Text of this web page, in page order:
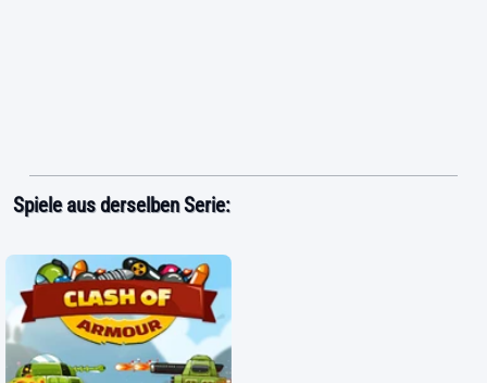
Spiele aus derselben Serie: